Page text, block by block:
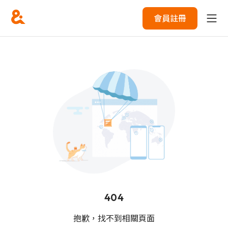
會員註冊
404
抱歉，找不到相關頁面